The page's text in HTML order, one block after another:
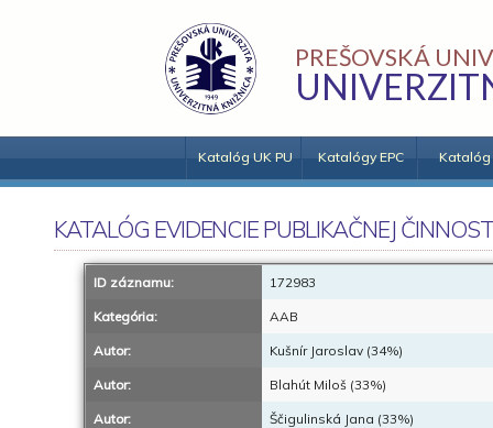
PREŠOVSKÁ
Katalóg UK PU Katalógy EPC Katalóg
KATALÓG EVIDENCIE PUBLIKAČNEJ
ID záznamu: 172983
Kategória: AAB
Autor: Kušnír Jaroslav (34%)
Autor: Blahút Miloš (33%)
Autor: Ščigulinská Jana (33%)